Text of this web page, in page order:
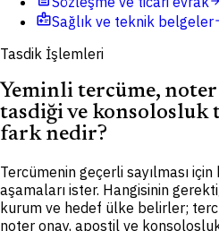
medical_informationSağlık ve teknik belgeler
Tasdik İşlemleri
Yeminli tercüme, noter
tasdiği ve konsolosluk
fark nedir?
Tercümenin geçerli sayılması
aşamaları ister. Hangisinin
kurum ve hedef ülke belirler;
noter onay, apostil ve